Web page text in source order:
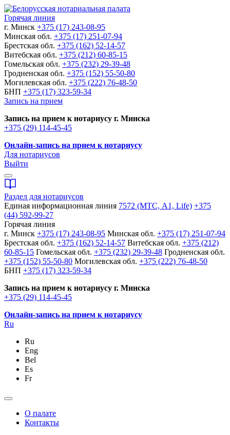
Горячая линия
г. Минск +375 (17) 243-08-95
Минская обл. +375 (17) 251-07-94
Брестская обл. +375 (162) 52-14-57
Витебская обл. +375 (212) 60-85-15
Гомельская обл. +375 (232) 29-39-48
Гродненская обл. +375 (152) 55-50-80
Могилевская обл. +375 (222) 76-48-50
БНП +375 (17) 323-59-34
Запись на прием
Запись на прием к нотариусу г. Минска
+375 (29) 114-45-45
Онлайн-запись на прием к нотариусу
Для нотариусов
Выйти
Раздел для нотариусов
Единая информационная линия 7572 (МТС, A1, Life) +375
(44) 592-99-27
Горячая линия
г. Минск +375 (17) 243-08-95 Минская обл. +375 (17) 251-07-94
Брестская обл. +375 (162) 52-14-57 Витебская обл. +375 (212)
60-85-15 Гомельская обл. +375 (232) 29-39-48 Гродненская обл.
+375 (152) 55-50-80 Могилевская обл. +375 (222) 76-48-50
БНП +375 (17) 323-59-34
Запись на прием к нотариусу г. Минска
+375 (29) 114-45-45
Онлайн-запись на прием к нотариусу
Ru
Ru
Eng
Bel
Es
Fr
О палате
Контакты